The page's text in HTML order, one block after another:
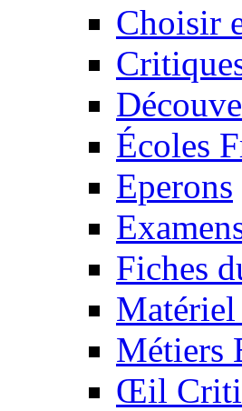
Choisir
Écoles
Eperons
Fiches
Matériel
Métiers
Œil